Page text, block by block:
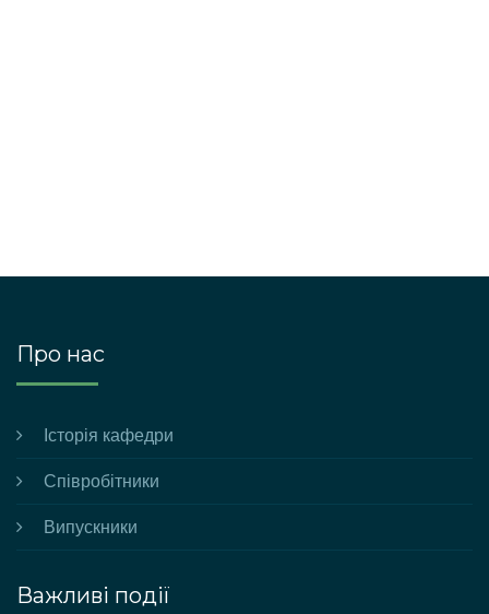
Про нас
Історія кафедри
Співробітники
Випускники
Важливі події